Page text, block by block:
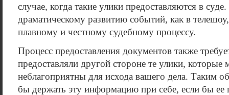
случае, когда такие улики предоставляются в
драматическому развитию событий, как в
плавному и честному судебному процессу.
Процесс предоставления документов также
предоставляли другой стороне те улики, которые
неблагоприятны для исхода вашего дела. Таким
бы держать эту информацию при себе, если бы ее